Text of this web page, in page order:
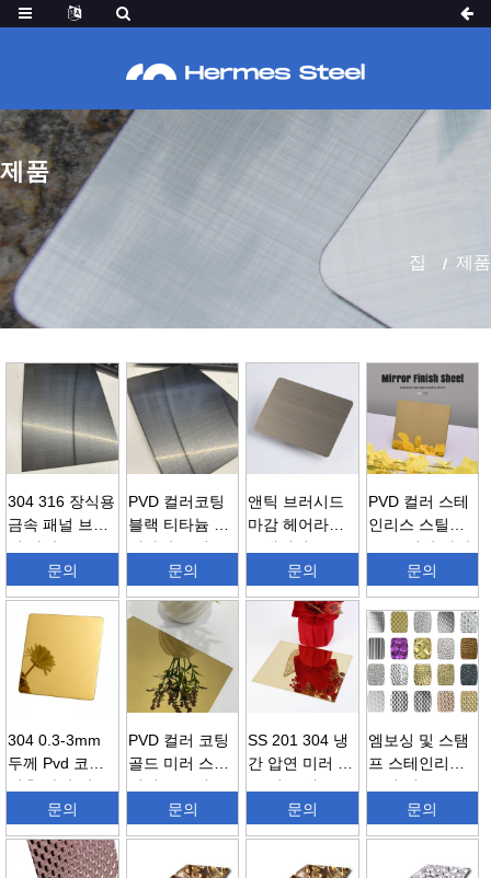
제품
집 제품
304 316 장식용
금속 패널 브러
시 마감 4...
문의
PVD 컬러코팅
블랙 티타늄 헤
어라인 스테
문의
앤틱 브러시드
마감 헤어라인
스테인리스 스
문의
PVD 컬러 스테
인리스 스틸
No.8 미러 마감
문의
304 0.3-3mm
두께 Pvd 코팅
거울 마감 컬
문의
PVD 컬러 코팅
골드 미러 스테
인리스 스틸
문의
SS 201 304 냉
간 압연 미러 골
드 시트 데코
문의
엠보싱 및 스탬
프 스테인리스
스틸 시트 ...
문의